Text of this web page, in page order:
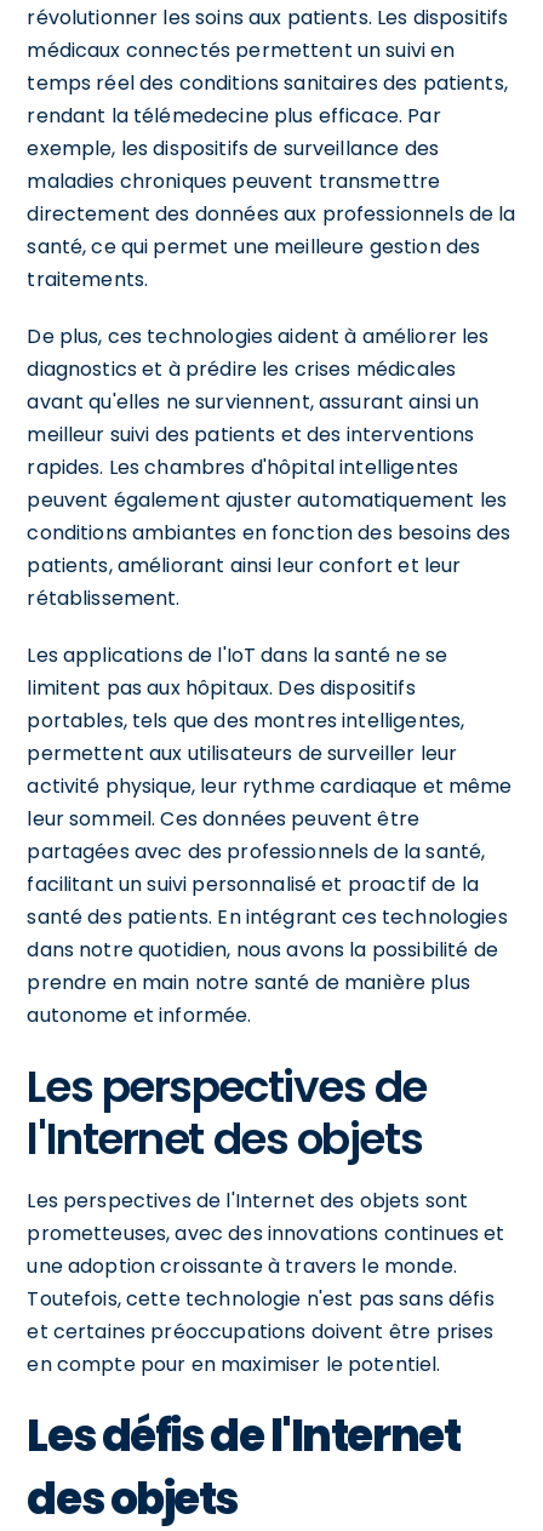
révolutionner les soins aux patients. Les dispositifs
médicaux connectés permettent un suivi en
temps réel des conditions sanitaires des patients,
rendant la télémedecine plus efficace. Par
exemple, les dispositifs de surveillance des
maladies chroniques peuvent transmettre
directement des données aux professionnels de la
santé, ce qui permet une meilleure gestion des
traitements.
De plus, ces technologies aident à améliorer les
diagnostics et à prédire les crises médicales
avant qu'elles ne surviennent, assurant ainsi un
meilleur suivi des patients et des interventions
rapides. Les chambres d'hôpital intelligentes
peuvent également ajuster automatiquement les
conditions ambiantes en fonction des besoins des
patients, améliorant ainsi leur confort et leur
rétablissement.
Les applications de l'IoT dans la santé ne se
limitent pas aux hôpitaux. Des dispositifs
portables, tels que des montres intelligentes,
permettent aux utilisateurs de surveiller leur
activité physique, leur rythme cardiaque et même
leur sommeil. Ces données peuvent être
partagées avec des professionnels de la santé,
facilitant un suivi personnalisé et proactif de la
santé des patients. En intégrant ces technologies
dans notre quotidien, nous avons la possibilité de
prendre en main notre santé de manière plus
autonome et informée.
Les perspectives de
l'Internet des objets
Les perspectives de l'Internet des objets sont
prometteuses, avec des innovations continues et
une adoption croissante à travers le monde.
Toutefois, cette technologie n'est pas sans défis
et certaines préoccupations doivent être prises
en compte pour en maximiser le potentiel.
Les défis de l'Internet
des objets